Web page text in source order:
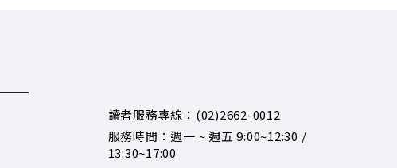
讀者服務專線：(02)2662-0012
服務時間：週一 ~ 週五 9:00~12:30 /
13:30~17:00